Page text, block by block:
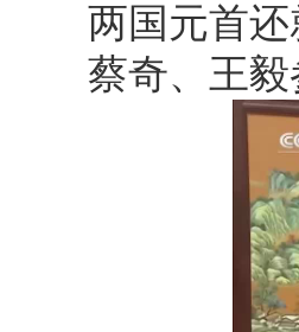
两国元首
蔡奇、王毅